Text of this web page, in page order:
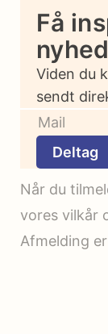
Få
Viden du
sendt
Deltag
Når du
vores vilkår
Afmelding